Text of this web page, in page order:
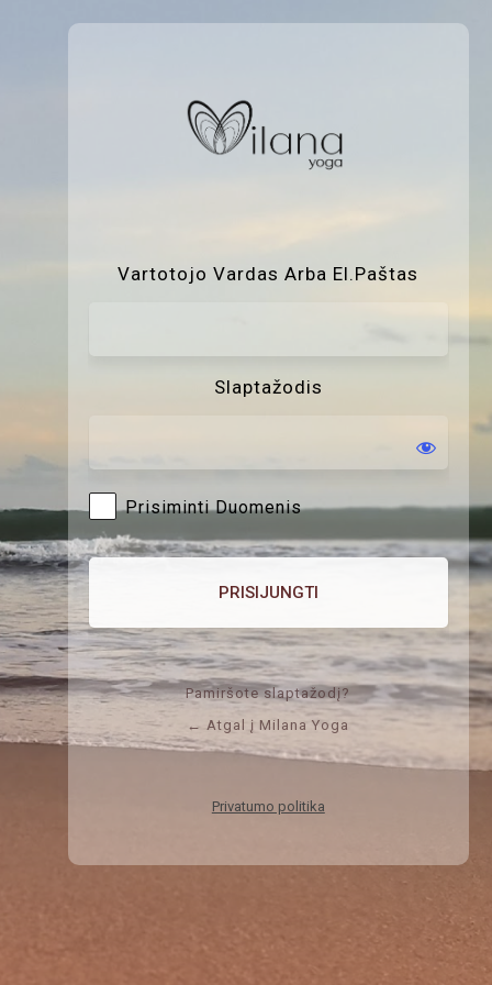
Vartotojo Vardas Arba El.paštas
Slaptažodis
Prisiminti Duomenis
Pamiršote slaptažodį?
← Atgal į Milana Yoga
Privatumo politika